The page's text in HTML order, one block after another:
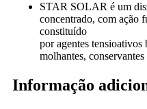
STAR SOLAR é um
concentrado, com ação
constituído
por agentes tensioativos
molhantes,
Informação